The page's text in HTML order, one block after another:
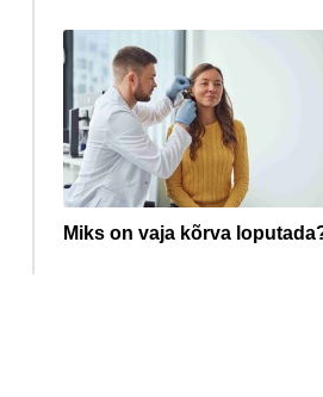
Miks on vaja kõrva